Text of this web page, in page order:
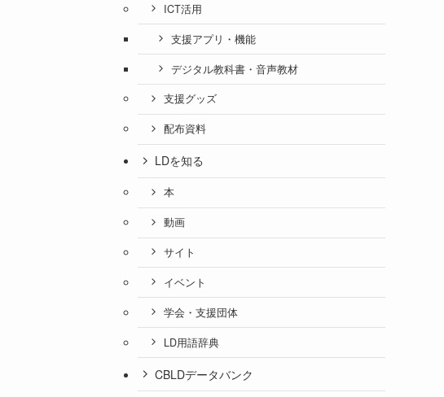
ICT活用
支援アプリ・機能
デジタル教科書・音声教材
支援グッズ
配布資料
LDを知る
本
動画
サイト
イベント
学会・支援団体
LD用語辞典
CBLDデータバンク